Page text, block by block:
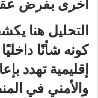
أخرى بفرض
التحليل هنا
كونه شأنًا
إقليمية تهدد
والأمني في